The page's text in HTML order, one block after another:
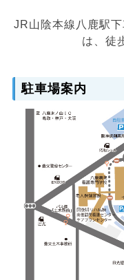
JR山陰本線八鹿駅
は、徒
駐車場案内